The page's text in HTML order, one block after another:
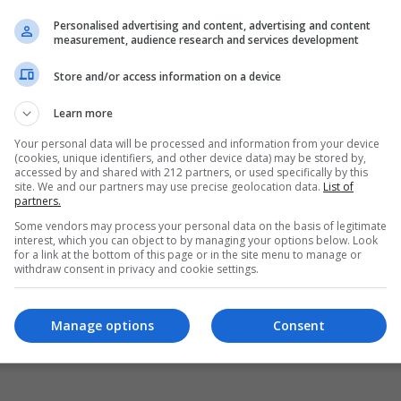
Personalised advertising and content, advertising and content
measurement, audience research and services development
Store and/or access information on a device
Learn more
Your personal data will be processed and information from your device
(cookies, unique identifiers, and other device data) may be stored by,
accessed by and shared with 212 partners, or used specifically by this
site. We and our partners may use precise geolocation data. List of
partners.
Some vendors may process your personal data on the basis of legitimate
interest, which you can object to by managing your options below. Look
for a link at the bottom of this page or in the site menu to manage or
withdraw consent in privacy and cookie settings.
Consent
Manage options